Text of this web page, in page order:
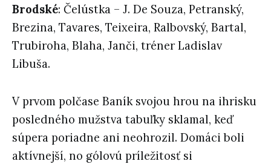
Brodské: Čelústka – J. De Souza, Petranský,
Brezina, Tavares, Teixeira, Ralbovský, Bartal,
Trubiroha, Blaha, Janči, tréner Ladislav
Libuša.
V prvom polčase Baník svojou hrou na ihrisku
posledného mužstva tabuľky sklamal, keď
súpera poriadne ani neohrozil. Domáci boli
aktívnejší, no gólovú príležitosť si